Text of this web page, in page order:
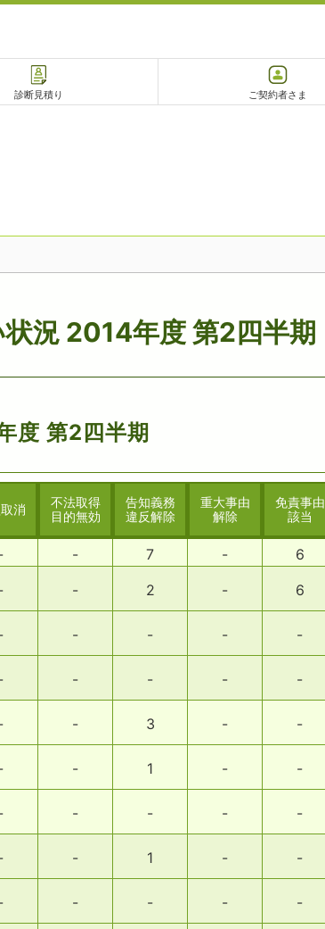
診断見積り ご契約者さま
況 2014年度 第2四半期
度 第2四半期
消
不法取得
目的無効
告知義務
違反解除
重大事由
解除
免責事由
該当
- 7 - 6
- 2 - 6
- - - -
- - - -
- 3 - -
- 1 - -
- - - -
- 1 - -
- - - -